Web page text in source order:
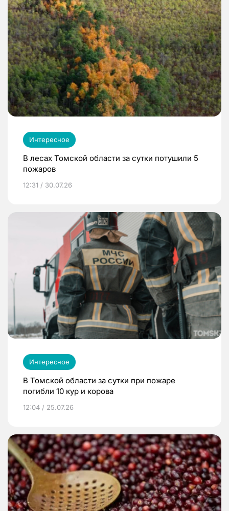
Интересное
В лесах Томской области за сутки потушили 5
пожаров
12:31 / 30.07.26
Интересное
В Томской области за сутки при пожаре
погибли 10 кур и корова
12:04 / 25.07.26